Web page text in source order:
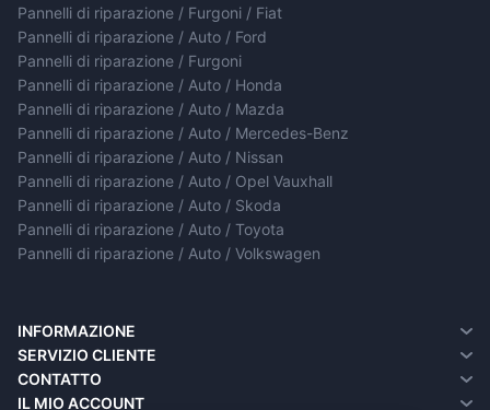
Pannelli di riparazione / Furgoni / Fiat
Pannelli di riparazione / Auto / Ford
Pannelli di riparazione / Furgoni
Pannelli di riparazione / Auto / Honda
Pannelli di riparazione / Auto / Mazda
Pannelli di riparazione / Auto / Mercedes-Benz
Pannelli di riparazione / Auto / Nissan
Pannelli di riparazione / Auto / Opel Vauxhall
Pannelli di riparazione / Auto / Skoda
Pannelli di riparazione / Auto / Toyota
Pannelli di riparazione / Auto / Volkswagen
INFORMAZIONE
Chi siamo
Informazioni sulla consegna
Informativa sulla privacy
SERVIZIO CLIENTE
Contatto
Resi
CONTATTO
IL MIO ACCOUNT